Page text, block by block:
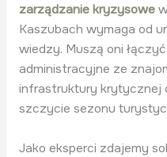
zarządzanie kryzysowe
Kaszubach wymaga od
wiedzy. Muszą oni
administracyjne ze
infrastruktury krytycznej
szczycie sezonu
Jako eksperci zdajemy